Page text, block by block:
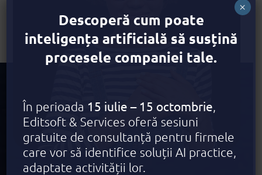
Descoperă cum poate
inteligența artificială să susțină
procesele companiei tale.
În perioada 15 iulie – 15 octombrie,
Editsoft & Services oferă sesiuni
gratuite de consultanță pentru firmele
care vor să identifice soluții AI practice,
adaptate activității lor.
×